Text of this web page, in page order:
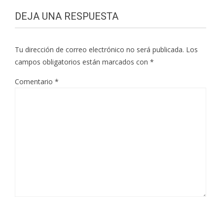
DEJA UNA RESPUESTA
Tu dirección de correo electrónico no será publicada. Los
campos obligatorios están marcados con *
Comentario *